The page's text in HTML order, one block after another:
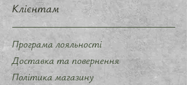
Клієнтам
Програма лояльності
Доставка та повернення
Політика магазину